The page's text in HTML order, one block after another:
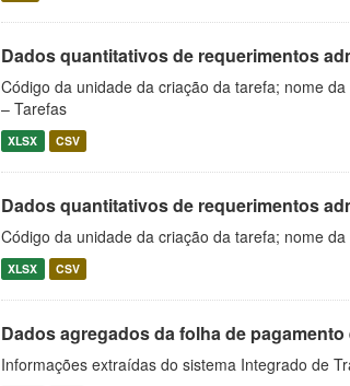
Dados quantitativos de requerimentos
Código da unidade da criação da tarefa; nome
– Tarefas
XLSX CSV
Dados quantitativos de requerimentos
Código da unidade da criação da tarefa; nome
XLSX CSV
Dados agregados da folha de
Informações extraídas do sistema Integrado de